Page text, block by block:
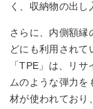
く、収納物の出し
さらに、内側額縁
どにも利用されて
「TPE」は、リ
ムのような弾力を
材が使われており